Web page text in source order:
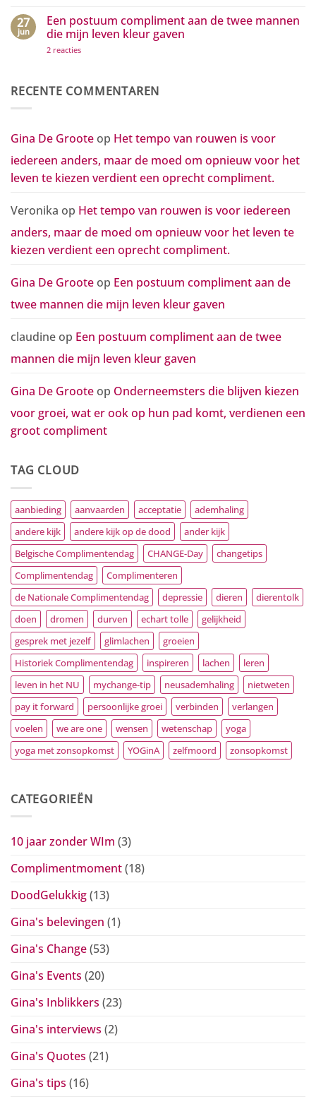
in
beweging
zetten
van
rouwen
is
iedereen
moed
leven
te
verdient
oprecht
27
jun
Een postuum compliment aan de twee mannen
die mijn leven kleur gaven
2 reactiesop
aan
de
leven
gaven
RECENTE COMMENTAREN
Gina De Groote op Het tempo van rouwen is voor
iedereen anders, maar de moed om opnieuw voor het
leven te kiezen verdient een oprecht compliment.
Veronika op Het tempo van rouwen is voor iedereen
anders, maar de moed om opnieuw voor het leven te
kiezen verdient een oprecht compliment.
Gina De Groote op Een postuum compliment aan de
twee mannen die mijn leven kleur gaven
claudine op Een postuum compliment aan de twee
mannen die mijn leven kleur gaven
Gina De Groote op Onderneemsters die blijven kiezen
voor groei, wat er ook op hun pad komt, verdienen een
groot compliment
TAG CLOUD
aanbieding aanvaarden acceptatie
ademhaling
andere kijk
andere kijk op de dood
ander kijk
Belgische Complimentendag
CHANGE-Day
changetips
Complimentendag
Complimenteren
de Nationale Complimentendag
depressie dieren
dierentolk
doen
dromen durven echart tolle
gelijkheid
gesprek met jezelf
glimlachen
groeien
Historiek Complimentendag
inspireren lachen
leren
leven in het NU
mychange-tip neusademhaling
nietweten
pay it forward
persoonlijke groei verbinden
verlangen
voelen
we are one wensen wetenschap
yoga
yoga met zonsopkomst
YOGinA zelfmoord zonsopkomst
CATEGORIEËN
10 jaar zonder WIm (3)
Complimentmoment(18)
DoodGelukkig(13)
Gina's belevingen (1)
Gina's Change(53)
Gina's Events (20)
Gina's Inblikkers (23)
Gina's interviews (2)
Gina's Quotes (21)
Gina's tips (16)